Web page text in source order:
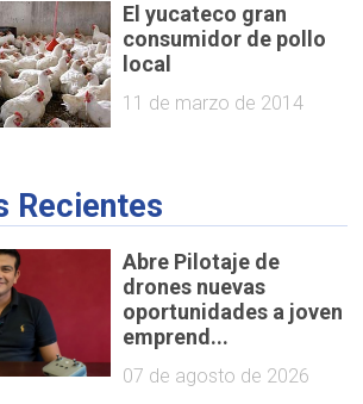
El yucateco gran
consumidor de pollo
local
11 de marzo de 2014
Recientes
Abre Pilotaje de
drones nuevas
oportunidades a joven
emprend...
07 de agosto de 2026